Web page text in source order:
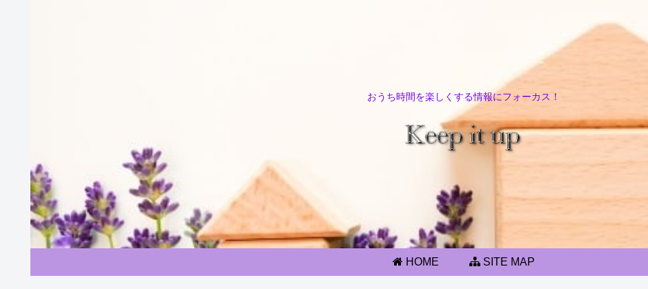
おうち時間を楽しくする情報にフォーカス！
HOME SITE MAP